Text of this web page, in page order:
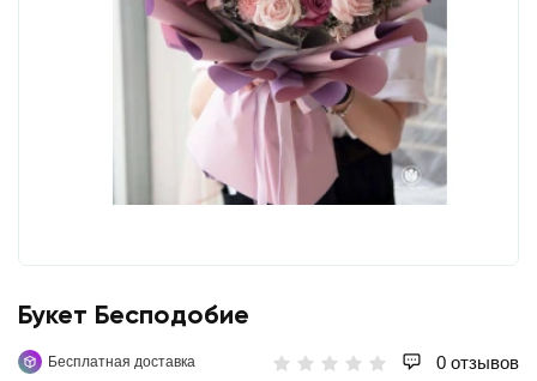
Букет Бесподобие
Бесплатная доставка 0 отзывов